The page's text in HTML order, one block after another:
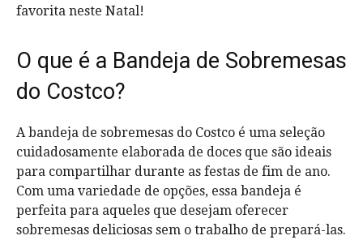
favorita neste Natal!
O que é a Bandeja de Sobremesas
do Costco?
A bandeja de sobremesas do Costco é uma seleção
cuidadosamente elaborada de doces que são ideais
para compartilhar durante as festas de fim de ano.
Com uma variedade de opções, essa bandeja é
perfeita para aqueles que desejam oferecer
sobremesas deliciosas sem o trabalho de prepará-las.